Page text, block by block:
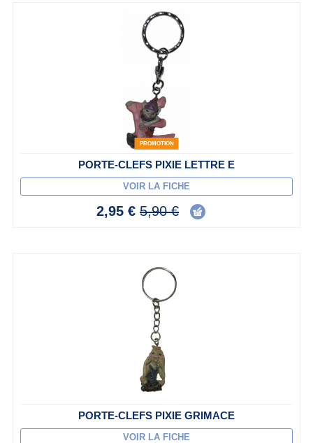
PROMOTION
PORTE-CLEFS PIXIE LETTRE E
VOIR LA FICHE
2,95 € 5,90 €
PORTE-CLEFS PIXIE GRIMACE
VOIR LA FICHE